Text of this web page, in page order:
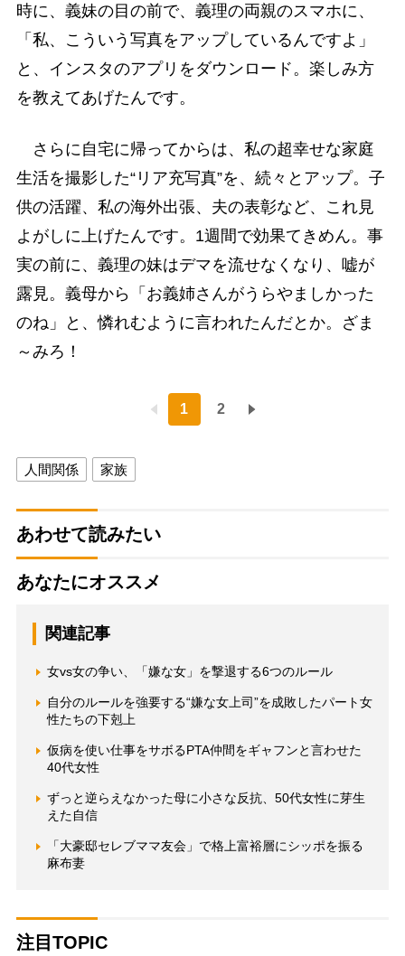
時に、義妹の目の前で、義理の両親のスマホに、
「私、こういう写真をアップしているんですよ」
と、インスタのアプリをダウンロード。楽しみ方
を教えてあげたんです。
さらに自宅に帰ってからは、私の超幸せな家庭
生活を撮影した“リア充写真”を、続々とアップ。子
供の活躍、私の海外出張、夫の表彰など、これ見
よがしに上げたんです。1週間で効果てきめん。事
実の前に、義理の妹はデマを流せなくなり、嘘が
露見。義母から「お義姉さんがうらやましかった
のね」と、憐れむように言われたんだとか。ざま
～みろ！
1 2
人間関係 家族
あわせて読みたい
あなたにオススメ
関連記事
女vs女の争い、「嫌な女」を撃退する6つのルール
自分のルールを強要する“嫌な女上司”を成敗したパート女
性たちの下剋上
仮病を使い仕事をサボるPTA仲間をギャフンと言わせた
40代女性
ずっと逆らえなかった母に小さな反抗、50代女性に芽生
えた自信
「大豪邸セレブママ友会」で格上富裕層にシッポを振る
麻布妻
注目TOPIC